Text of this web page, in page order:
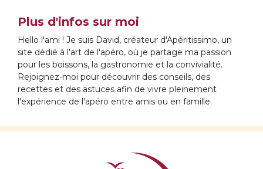
Plus d'infos sur moi
Hello l'ami ! Je suis David, créateur d'Apéritissimo, un
site dédié à l'art de l'apéro, où je partage ma passion
pour les boissons, la gastronomie et la convivialité.
Rejoignez-moi pour découvrir des conseils, des
recettes et des astuces afin de vivre pleinement
l'expérience de l'apéro entre amis ou en famille.